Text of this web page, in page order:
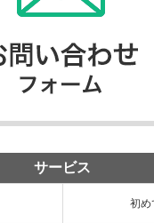
サービス
初め